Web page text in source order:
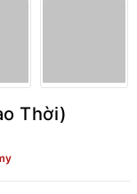
Thời)